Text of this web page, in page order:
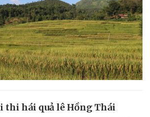
thi hái quả lê Hồng Thái